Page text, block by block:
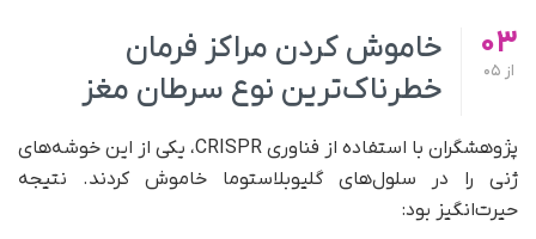
03
از
خاموش کردن مراکز فرمان
خطرناک‌ترین نوع سرطان مغز
پژوهشگران با استفاده از فناوری CRISPR، یکی از این خوشه‌های
ژنی را در سلول‌های گلیوبلاستوما خاموش کردند. نتیجه
حیرت‌انگیز بود: